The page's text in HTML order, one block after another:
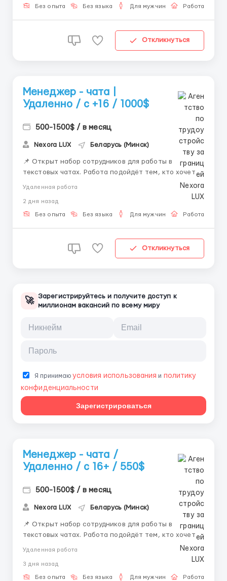
сопровождать клиентов — работать с внутренней
Без опыта Без языка Для мужчин Работа
Откликнуться
Менеджер - чата |
Удаленно / с +16 / 1000$
500-1500$ / в месяц
Nexora LUX Беларусь (Минск)
📌 Открыт набор сотрудников для работы в
текстовых чатах. Работа подойдёт тем, кто хочет
работать удалённо и развиваться в сфере онлайн-
переписку — отвечать на сообщения —
сопровождать клиентов — работать с внутренней
Удаленная работа
2 дня назад
Без опыта Без языка Для мужчин Работа
Откликнуться
🚀 Зарегистрируйтесь и получите доступ к
миллионам вакансий по всему миру
Я принимаюусловия использования и политику
конфиденциальности
Зарегистрироваться
Менеджер - чата /
Удаленно / с 16+ / 550$
500-1500$ / в месяц
Nexora LUX Беларусь (Минск)
📌 Открыт набор сотрудников для работы в
текстовых чатах. Работа подойдёт тем, кто хочет
работать удалённо и развиваться в сфере онлайн-
переписку — отвечать на сообщения —
сопровождать клиентов — работать с внутренней
Удаленная работа
3 дня назад
Без опыта Без языка Для мужчин Работа